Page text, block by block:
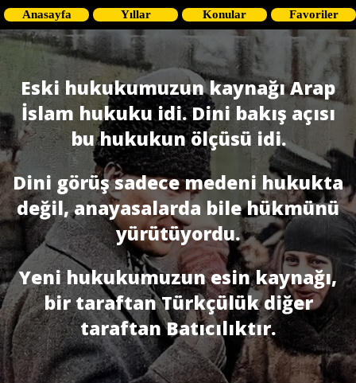
Anasayfa Yıllar Konular Favoriler
Eski hukukumuzun kaynağı Arap
İslam hukuku idi. Dini bakış açısı
bu hukukun ölçüsü idi.
Dini görüş sadece medeni hukukta
değil, anayasalarda bile hükmünü
yürütüyordu.
Yeni hukukumuzun esin kaynağı,
bir taraftan Türkçülük diğer
taraftan Batıcılıktır.